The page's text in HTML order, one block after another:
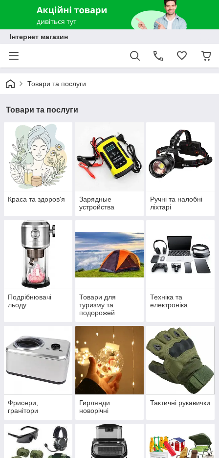
Інтернет магазин
Товари та послуги
Товари та послуги
Краса та здоров'я
Зарядные
устройства
Ручні та налобні
ліхтарі
Подрібнювачі
льоду
Товари для
туризму та
подорожей
Техніка та
електроніка
Фрисери,
гранітори
Гирлянди
новорічні
Тактичні рукавички